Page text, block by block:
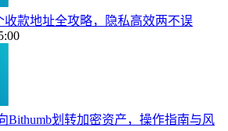
收款地址全攻略，隐私高效两不误
Bithumb划转加密资产，操作指南与风